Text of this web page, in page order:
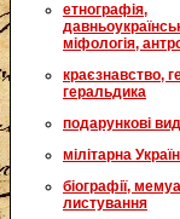
етнографія,
міфологія,
краєзнавство,
геральдика
подарункові
мілітарна
біографії,
листування